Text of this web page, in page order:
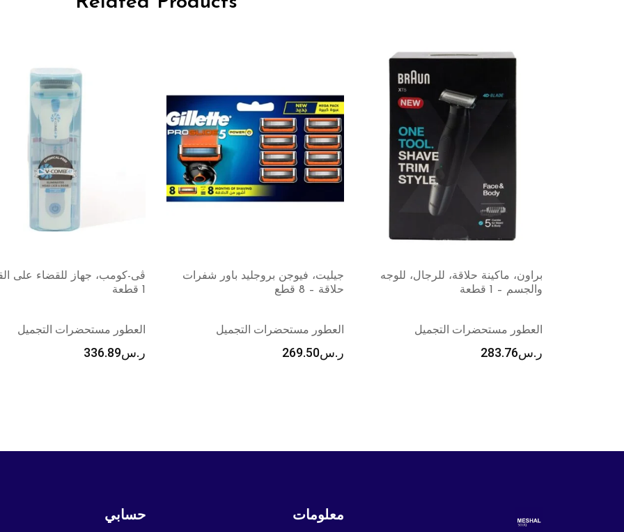
جيليت، فيوجن بروجليد باور شفرات
حلاقة – 8 قطع
العطور مستحضرات التجميل
ر.س269.50
ڤى-كومب، جهاز للقضاء على القمل –
1 قطعة
العطور مستحضرات التجميل
ر.س336.89
لابيل، كيرلى برو، تعمل على
الشعر بخمس أشكال مختلفة – 1 جهاز
العطور مستحضرات التجميل
ر.س513.45
معلومات حسابي